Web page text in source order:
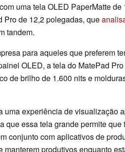
uma tela OLED PaperMatte de
Pro de 12,2 polegadas, que
tandem.
para aqueles que preferem
OLED, a tela do MatePad
de brilho de 1.600 nits e
uma experiência de visualização
que essa tela grande permite que
conjunto com aplicativos de
produtivos enquanto